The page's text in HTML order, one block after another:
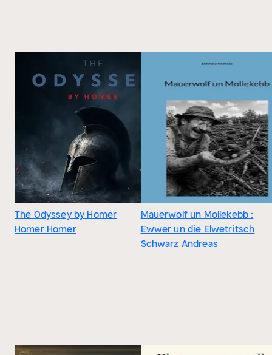
The Odyssey by Homer
Homer Homer
Mauerwolf un Mollekebb :
Ewwer un die Elwetritsch
Schwarz Andreas